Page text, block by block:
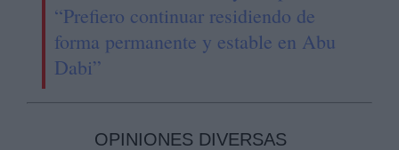
“Prefiero continuar residiendo de
forma permanente y estable en Abu
Dabi”
OPINIONES DIVERSAS